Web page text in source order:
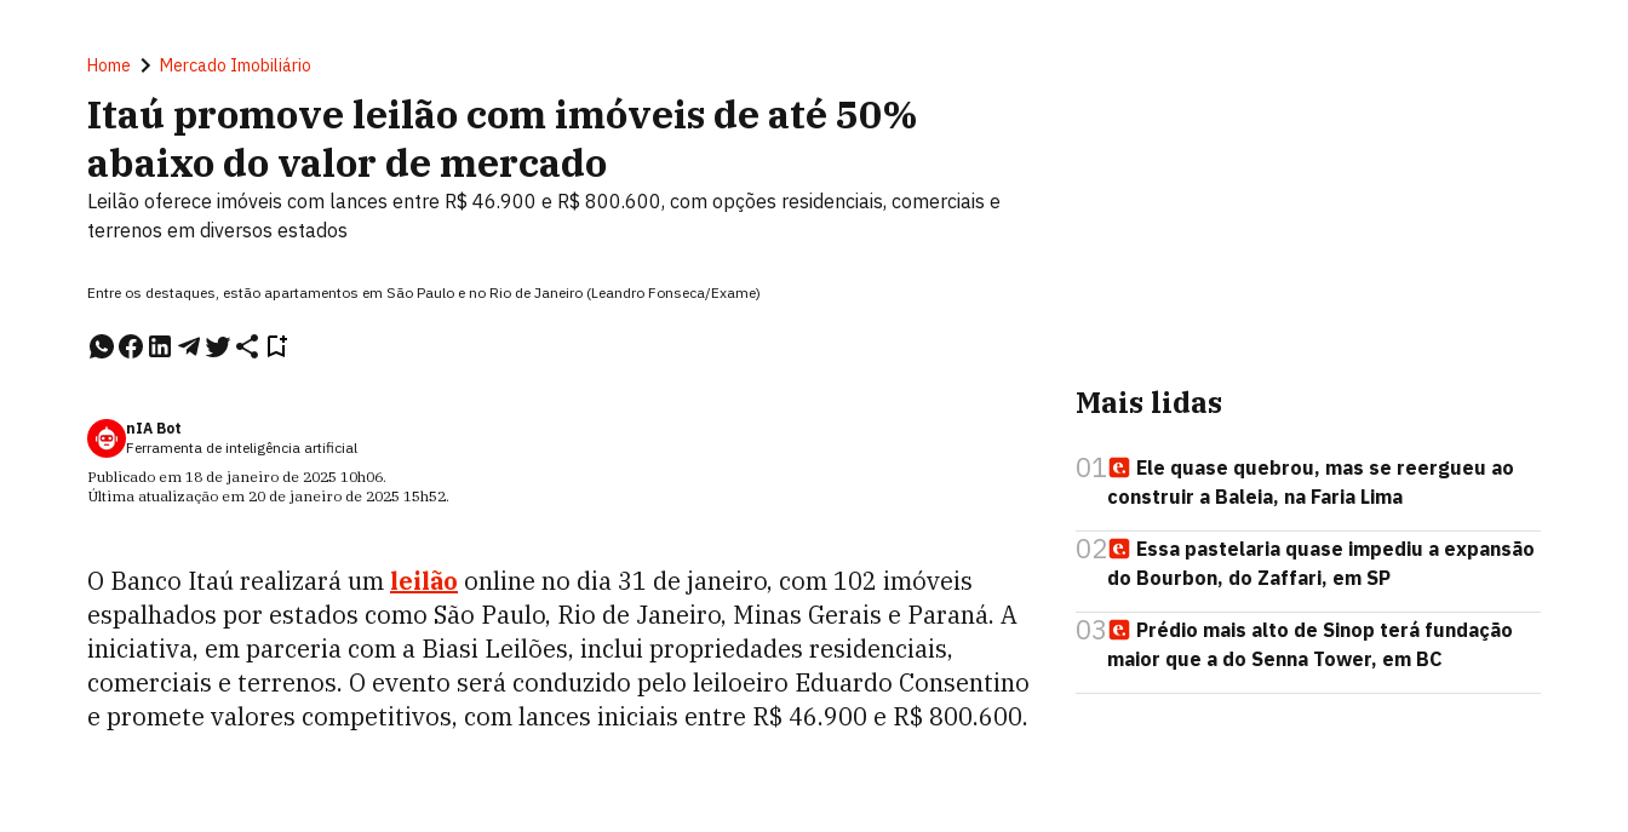
Home Mercado Imobiliário
Itaú promove leilão com imóveis de até 50%
abaixo do valor de mercado
Leilão oferece imóveis com lances entre R$ 46.900 e R$ 800.600, com opções residenciais, comerciais e
terrenos em diversos estados
Entre os destaques, estão apartamentos em São Paulo e no Rio de Janeiro (Leandro Fonseca/Exame)
nIA Bot
Ferramenta de inteligência artificial
Publicado em 18 de janeiro de 2025 10h06.
Última atualização em 20 de janeiro de 2025 15h52.
O Banco Itaú realizará um leilão online no dia 31 de janeiro, com 102 imóveis
espalhados por estados como São Paulo, Rio de Janeiro, Minas Gerais e Paraná. A
iniciativa, em parceria com a Biasi Leilões, inclui propriedades residenciais,
comerciais e terrenos. O evento será conduzido pelo leiloeiro Eduardo Consentino
e promete valores competitivos, com lances iniciais entre R$ 46.900 e R$ 800.600.
Mais lidas
01
Ele quase quebrou, mas se reergueu ao
construir a Baleia, na Faria Lima
02
Essa pastelaria quase impediu a expansão
do Bourbon, do Zaffari, em SP
03
Prédio mais alto de Sinop terá fundação
maior que a do Senna Tower, em BC